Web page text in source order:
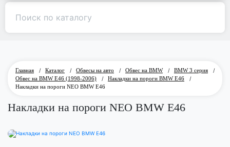
Главная / Каталог / Обвесы на авто / Обвес на BMW / BMW 3 серия
/
Обвес на BMW E46 (1998-2006)
/ Накладки на пороги BMW E46
/
Накладки на пороги NEO BMW E46
Накладки на пороги NEO BMW E46